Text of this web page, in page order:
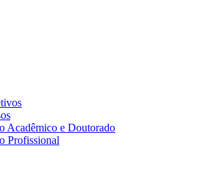
Acadêmico e Doutorado
Profissional